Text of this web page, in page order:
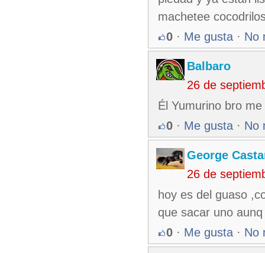
machetee
0 · Me gusta · No
Balbaro
26 de
Él Yumurino bro
0 · Me gusta · No
George
26 de
hoy es del guaso
que sacar uno
0 · Me gusta · No